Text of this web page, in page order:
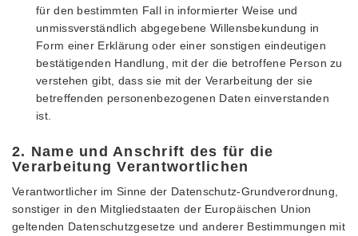
für den bestimmten Fall in informierter Weise und
unmissverständlich abgegebene Willensbekundung in
Form einer Erklärung oder einer sonstigen eindeutigen
bestätigenden Handlung, mit der die betroffene Person zu
verstehen gibt, dass sie mit der Verarbeitung der sie
betreffenden personenbezogenen Daten einverstanden
ist.
2. Name und Anschrift des für die
Verarbeitung Verantwortlichen
Verantwortlicher im Sinne der Datenschutz-Grundverordnung,
sonstiger in den Mitgliedstaaten der Europäischen Union
geltenden Datenschutzgesetze und anderer Bestimmungen mit